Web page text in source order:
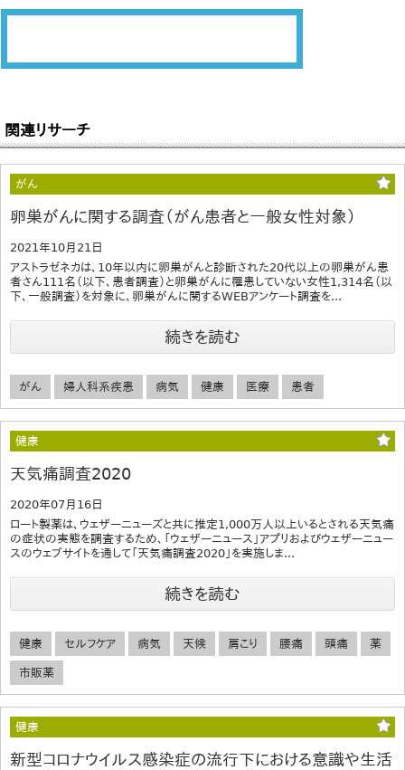
関連リサーチ
がん
卵巣がんに関する調査（がん患者と一般女性対象）
2021年10月21日
アストラゼネカは、10年以内に卵巣がんと診断された20代以上の卵巣がん患
者さん111名（以下、患者調査）と卵巣がんに罹患していない女性1,314名（以
下、一般調査）を対象に、卵巣がんに関するWEBアンケート調査を...
続きを読む
がん 婦人科系疾患 病気 健康 医療 患者
健康
天気痛調査2020
2020年07月16日
ロート製薬は、ウェザーニューズと共に推定1,000万人以上いるとされる天気痛
の症状の実態を調査するため、「ウェザーニュース」アプリおよびウェザーニュー
スのウェブサイトを通して「天気痛調査2020」を実施しま...
続きを読む
健康 セルフケア 病気 天候 肩こり 腰痛 頭痛 薬
市販薬
健康
新型コロナウイルス感染症の流行下における意識や生活